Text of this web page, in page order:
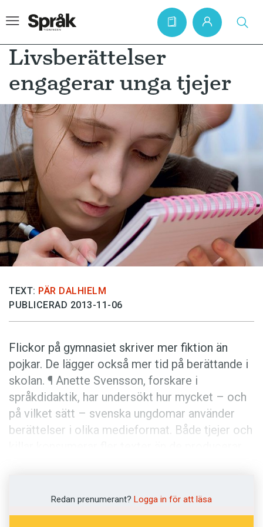
Hem
Artiklar
Krönikor
Språkfrågor
Skrivtips
Bokrecensioner
Kviss
Podden
Anmäl till språkpolisen
Föreslå nyord
Annonsera
Läs Språktidningen digitalt
Press
Livsberättelser
engagerar unga tjejer
TEXT: PÄR DALHIELM
PUBLICERAD 2013-11-06
Flickor på gymnasiet skriver mer fiktion än
pojkar. De lägger också mer tid på berättande i
skolan. ¶ Anette Svensson, forskare i
språkdidaktik, har undersökt hur mycket – och
på vilket sätt – svenska ungdomar använder
berättelser i olika medieformat. Både tjejer och
På fritiden är det i bloggar, på Twitter, i tv- och
datorspel som ungdomarna använder
Redan prenumerant? Logga in för att läsa